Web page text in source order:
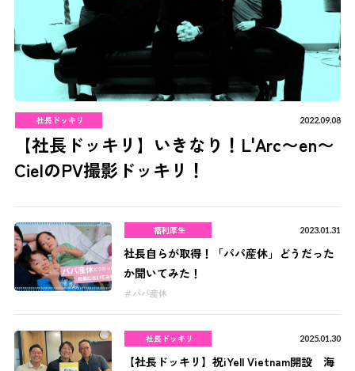
社長ドッキリ 2022.09.08
【社長ドッキリ】いきなり！L'Arc〜en〜
CielのPV撮影ドッキリ！
福利厚生 2023.01.31
社長自らが取得！「パパ産休」どうだった
か聞いてみた！
パパ産休
社長ドッキリ 2025.01.30
【社長ドッキリ】祝iYell Vietnam開設 海